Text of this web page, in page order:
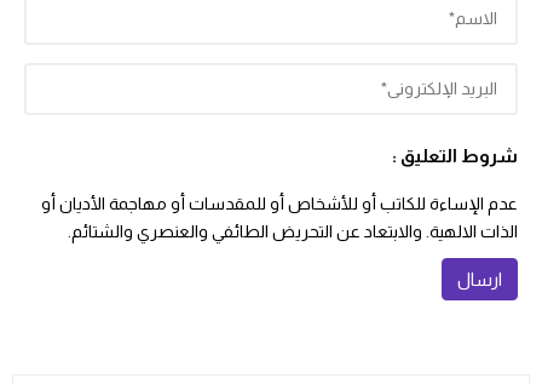
شروط التعليق :
عدم الإساءة للكاتب أو للأشخاص أو للمقدسات أو مهاجمة الأديان أو
الذات الالهية. والابتعاد عن التحريض الطائفي والعنصري والشتائم.